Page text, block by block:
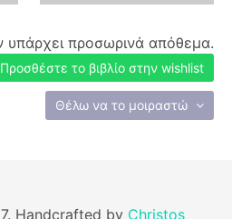
υπάρχει προσωρινά απόθεμα.
Προσθέστε το βιβλίο στην wishlist
Θέλω να το μοιραστώ
Handcrafted by Christos